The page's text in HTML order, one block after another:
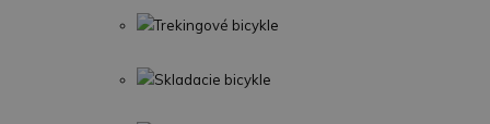
Trekingové bicykle
Skladacie bicykle